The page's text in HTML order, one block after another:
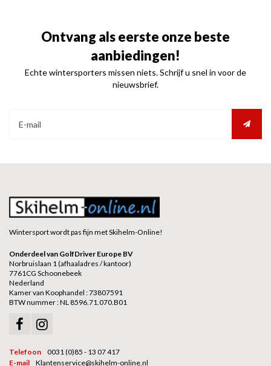
Ontvang als eerste onze beste
aanbiedingen!
Echte wintersporters missen niets. Schrijf u snel in voor de
nieuwsbrief.
Wintersport wordt pas fijn met Skihelm-Online!
Onderdeel van GolfDriver Europe BV
Norbruislaan 1 (afhaaladres / kantoor)
7761CG Schoonebeek
Nederland
Kamer van Koophandel : 73807591
BTW nummer : NL 8596.71.070.B01
Telefoon
0031 (0)85 - 13 07 417
E-mail
Klantenservice@skihelm-online.nl